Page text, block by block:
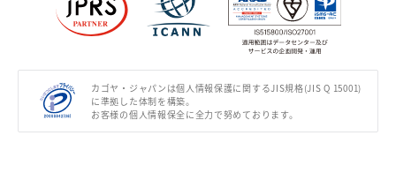
カゴヤ・ジャパンは個人情報保護に関するJIS規格(JIS Q 15001)
に準拠した体制を構築。
お客様の個人情報保全に全力で努めております。